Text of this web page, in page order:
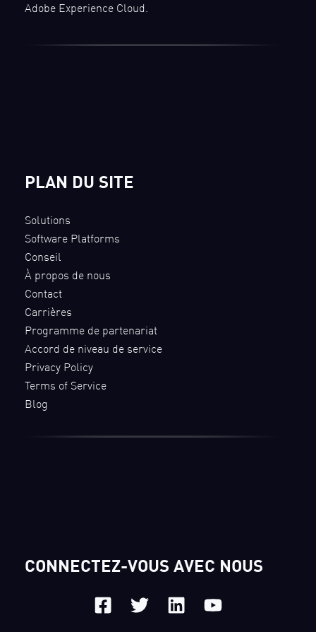
Adobe Experience Cloud.
PLAN DU SITE
Solutions
Software Platforms
Conseil
À propos de nous
Contact
Carrières
Programme de partenariat
Accord de niveau de service
Privacy Policy
Terms of Service
Blog
CONNECTEZ-VOUS AVEC NOUS